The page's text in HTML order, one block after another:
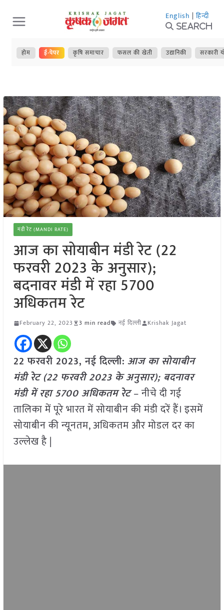
Skip
to
content
English | हिन्दी
Search
होम ई-पेपर कृषि समाचार फसल की खेती उद्यानिकी सरकारी
मंडी रेट (MANDI RATE)
आज का सोयाबीन मंडी रेट (22
फरवरी 2023 के अनुसार);
बदनावर मंडी में रहा 5700
अधिकतम रेट
February 22, 2023 3 min read नई दिल्ली Krishak Jagat
22 फरवरी 2023, नई दिल्ली: आज का सोयाबीन
मंडी रेट (22 फरवरी 2023 के अनुसार); बदनावर
मंडी में रहा 5700 अधिकतम रेट– नीचे दी गई
तालिका में पूरे भारत में सोयाबीन की मंडी दरें हैं। इसमें
सोयाबीन की न्यूनतम, अधिकतम और मोडल दर का
उल्लेख है |